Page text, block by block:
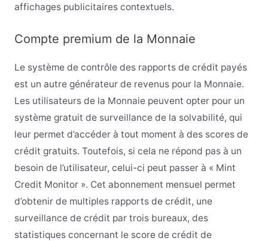
affichages publicitaires contextuels.
Compte premium de la Monnaie
Le système de contrôle des rapports de crédit payés
est un autre générateur de revenus pour la Monnaie.
Les utilisateurs de la Monnaie peuvent opter pour un
système gratuit de surveillance de la solvabilité, qui
leur permet d’accéder à tout moment à des scores de
crédit gratuits. Toutefois, si cela ne répond pas à un
besoin de l’utilisateur, celui-ci peut passer à « Mint
Credit Monitor ». Cet abonnement mensuel permet
d’obtenir de multiples rapports de crédit, une
surveillance de crédit par trois bureaux, des
statistiques concernant le score de crédit de